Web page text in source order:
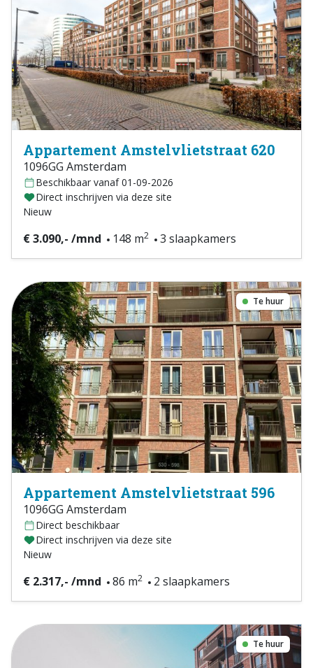
Appartement Amstelvlietstraat 620
1096GG Amsterdam
Beschikbaar vanaf 01-09-2026
Direct inschrijven via deze site
Nieuw
€ 3.090,- /mnd 148 m2 3 slaapkamers
Te huur
Appartement Amstelvlietstraat 596
1096GG Amsterdam
Direct beschikbaar
Direct inschrijven via deze site
Nieuw
€ 2.317,- /mnd 86 m2 2 slaapkamers
Te huur